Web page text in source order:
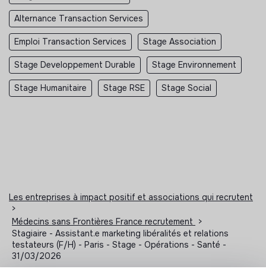
Alternance Transaction Services
Emploi Transaction Services Stage Association
Stage Developpement Durable Stage Environnement
Stage Humanitaire Stage RSE Stage Social
Les entreprises à impact positif et associations qui recrutent
>
Médecins sans Frontières France recrutement
>
Stagiaire - Assistant.e marketing libéralités et relations
testateurs (F/H) - Paris - Stage - Opérations - Santé -
31/03/2026